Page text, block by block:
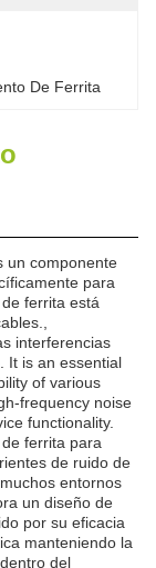
De Ferrita
un componente
para
ferrita está
interferencias
It is an essential
of various
frequency noise
functionality.
ferrita para
de ruido de
entornos
un diseño de
por su eficacia
manteniendo la
del